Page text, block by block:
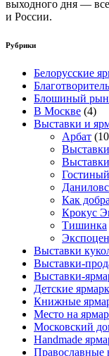
выходного дня —
и России.
Рубрики
Белорусские
Блошиный
В Москве (4)
Выставки и
Арбат
Как
Крокус
Тишинка
Выставки
Выставки-
Выставки-
Детские
Книжные
Место на
Московский
Нandmade
Православные